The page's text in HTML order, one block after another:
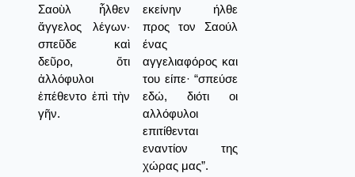
Σαοὺλ ἦλθεν
ἄγγελος λέγων·
σπεῦδε καὶ
δεῦρο, ὅτι
ἀλλόφυλοι
ἐπέθεντο ἐπὶ τὴν
γῆν.
εκείνην ήλθε
προς τον Σαούλ
ένας
αγγελιαφόρος και
του είπε· “σπεύσε
εδώ, διότι οι
αλλόφυλοι
επιτίθενται
εναντίον της
χώρας μας”.